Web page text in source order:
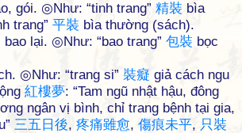
gói. ◎Như: “tinh trang” 精裝 bìa
trang” 平裝 bìa thường (sách).
lại. ◎Như: “bao trang” 包裝 bọc
◎Như: “trang si” 裝癡 giả cách ngu
紅樓夢: “Tam ngũ nhật hậu, đông
ngân vị bình, chỉ trang bệnh tại gia,
三五 日 後, 疼痛雖愈, 傷痕未平, 只裝